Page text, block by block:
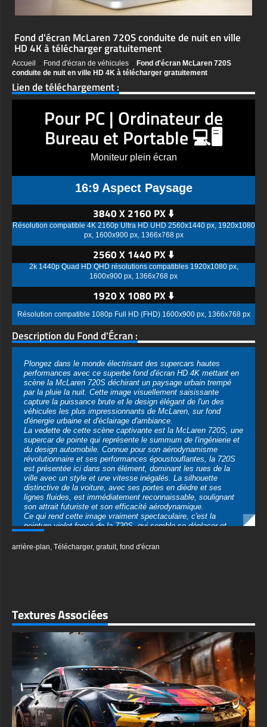
Fond d'écran McLaren 720S conduite de nuit en ville
HD 4K à télécharger gratuitement
Accueil Fond d'écran de véhicules
Fond d'écran McLaren 720S
conduite de nuit en ville HD 4K à télécharger gratuitement
Lien de téléchargement :
Pour PC | Ordinateur de
Bureau et Portable 💻🖥️
Moniteur plein écran
16:9 Aspect Paysage
3840 X 2160 PX ⬇️
Résolution compatible 4K 2160p Ultra HD UHD 2560x1440 px, 1920x1080
px, 1600x900 px, 1366x768 px
2560 X 1440 PX ⬇️
2k 1440p Quad HD QHD résolutions compatibles 1920x1080 px,
1600x900 px, 1366x768 px
1920 X 1080 PX ⬇️
Résolution compatible 1080p Full HD (FHD) 1600x900 px, 1366x768 px
Description du Fond d'Écran :
Plongez dans le monde électrisant des supercars hautes
performances avec ce superbe fond d'écran HD 4K mettant en
scène la McLaren 720S déchirant un paysage urbain trempé
par la pluie la nuit. Cette image visuellement saisissante
capture la puissance brute et le design élégant de l'un des
véhicules les plus impressionnants de McLaren, sur fond
d'énergie urbaine et d'éclairage d'ambiance.
La vedette de cette scène captivante est la McLaren 720S, une
supercar de pointe qui représente le summum de l'ingénierie et
du design automobile. Connue pour son aérodynamisme
révolutionnaire et ses performances époustouflantes, la 720S
est présentée ici dans son élément, dominant les rues de la
ville avec un style et une vitesse inégalés. La silhouette
distinctive de la voiture, avec ses portes en dièdre et ses
lignes fluides, est immédiatement reconnaissable, soulignant
son attrait futuriste et son efficacité aérodynamique.
Ce qui rend cette image vraiment spectaculaire, c'est la
peinture violet foncé de la 720S, qui semble se déplacer et
un effet hypnotique, comme si la voiture était vivante et
mouillées par la pluie reflètent la myriade de lumières, créant
une surface semblable à un miroir qui double l'impact visuel.
Les enseignes au néon et les vitrines ajoutent des touches de
couleur à la scène, renforçant l'aspect cyberpunk de la
composition.
Le mouvement est brillamment retranscrit dans cette image
statique à travers plusieurs éléments clés. Le léger flou des
roues et les éclaboussures d'eau derrière la voiture suggèrent
un déplacement à grande vitesse. Parallèlement, les reflets de
l'objectif et les traînées de lumière créent une impression de
mouvement, comme si le spectateur se laissait emporter par la
McLaren dans la nuit de la ville.
arrière-plan, Télécharger, gratuit, fond d'écran
Textures Associées